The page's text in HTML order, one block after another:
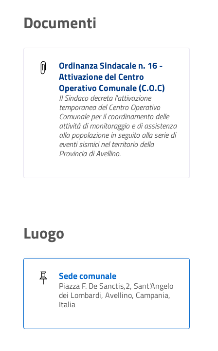
Documenti
Ordinanza Sindacale n. 16 -
Attivazione del Centro
Operativo Comunale (C.O.C)
Il Sindaco decreta l'attivazione
temporanea del Centro Operativo
Comunale per il coordinamento delle
attività di monitoraggio e di assistenza
alla popolazione in seguito alla serie di
eventi sismici nel territorio della
Provincia di Avellino.
Luogo
Sede comunale
Piazza F. De Sanctis,2, Sant'Angelo
dei Lombardi, Avellino, Campania,
Italia